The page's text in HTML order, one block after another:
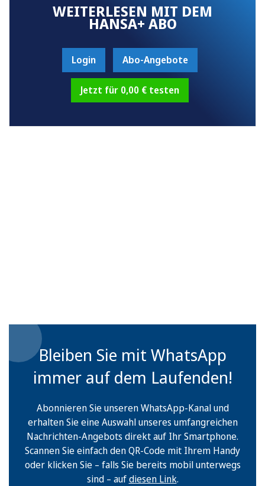
WEITERLESEN MIT DEM
HANSA+ ABO
Login Abo-Angebote
Jetzt für 0,00 € testen
Bleiben Sie mit WhatsApp
immer auf dem Laufenden!
Abonnieren Sie unseren WhatsApp-Kanal und
erhalten Sie eine Auswahl unseres umfangreichen
Nachrichten-Angebots direkt auf Ihr Smartphone.
Scannen Sie einfach den QR-Code mit Ihrem Handy
oder klicken Sie – falls Sie bereits mobil unterwegs
sind – aufdiesen Link.